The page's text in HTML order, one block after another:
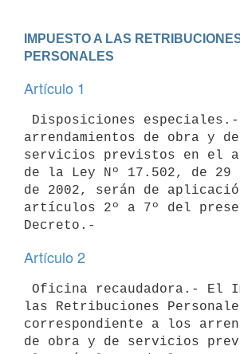
IMPUESTO A LAS
PERSONALES
Artículo 1
arrendamientos de obra y de
servicios previstos en el
de la Ley Nº 17.502, de 29
de 2002, serán de
artículos 2º a 7º del
Artículo 2
las Retribuciones
correspondiente a los
de obra y de servicios